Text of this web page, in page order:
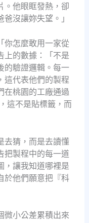
。他眼眶發熱，卻
沒讓妳失望。」
你怎麼敢用一家從
上的數據：「不是
的驗證邏輯。每一
這代表他們的製程
在桃園的工廠通過
這不是貼標籤，而
去猜，而是去讀懂
把製程中的每一道
，讓我知道哪裡是
於他們願意把『科
微小公差累積出來